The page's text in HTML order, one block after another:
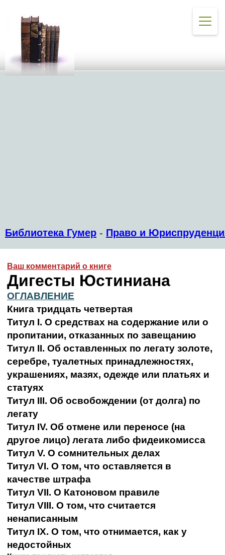
Библиотека Гумер - Право и
Ваш комментарий о книге
Дигесты Юстиниана
ОГЛАВЛЕНИЕ
Книга тридцать четвертая
Титул I. О средствах на содержание или о
пропитании, отказанных по завещанию
Титул II. Об оставленных по легату золоте,
серебре, туалетных принадлежностях,
украшениях, мазях, одежде или платьях и
статуях
Титул III. Об освобождении (от долга) по
легату
Титул IV. Об отмене или переносе (на
другое лицо) легата либо фидеикомисса
Титул V. О сомнительных делах
Титул VI. О том, что оставляется в
качестве штрафа
Титул VII. О Катоновом правиле
Титул VIII. О том, что считается
ненаписанным
Титул IX. О том, что отнимается, как у
недостойных